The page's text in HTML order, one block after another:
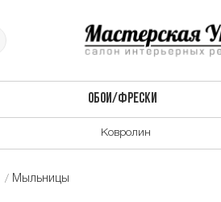
ОБОИ/ФРЕСКИ
Ковролин
Мыльницы